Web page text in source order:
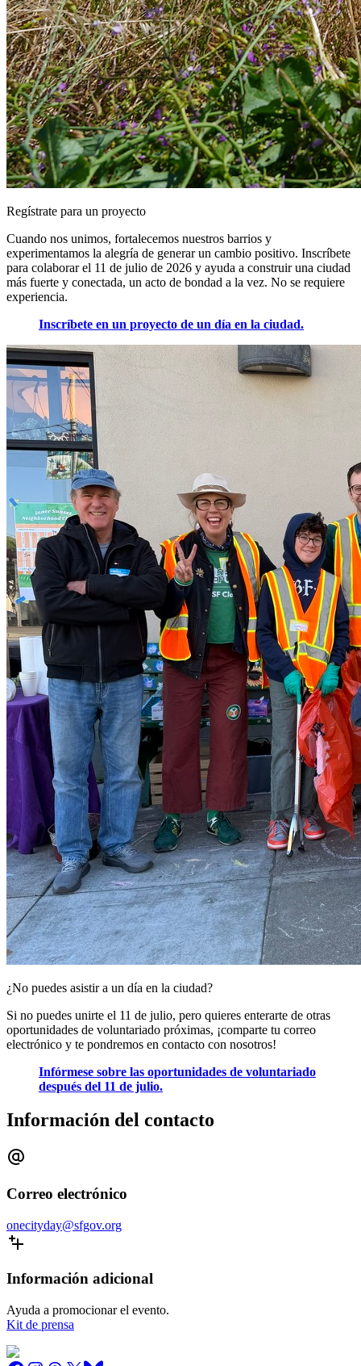
Regístrate para un proyecto
Cuando nos unimos, fortalecemos nuestros barrios y
experimentamos la alegría de generar un cambio positivo. Inscríbete
para colaborar el 11 de julio de 2026 y ayuda a construir una ciudad
más fuerte y conectada, un acto de bondad a la vez. No se requiere
experiencia.
Inscríbete en un proyecto de un día en la ciudad.
¿No puedes asistir a un día en la ciudad?
Si no puedes unirte el 11 de julio, pero quieres enterarte de otras
oportunidades de voluntariado próximas, ¡comparte tu correo
electrónico y te pondremos en contacto con nosotros!
Infórmese sobre las oportunidades de voluntariado
después del 11 de julio.
Información del contacto
Correo electrónico
onecityday@sfgov.org
Información adicional
Ayuda a promocionar el evento.
Kit de prensa